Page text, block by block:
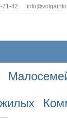
71-42